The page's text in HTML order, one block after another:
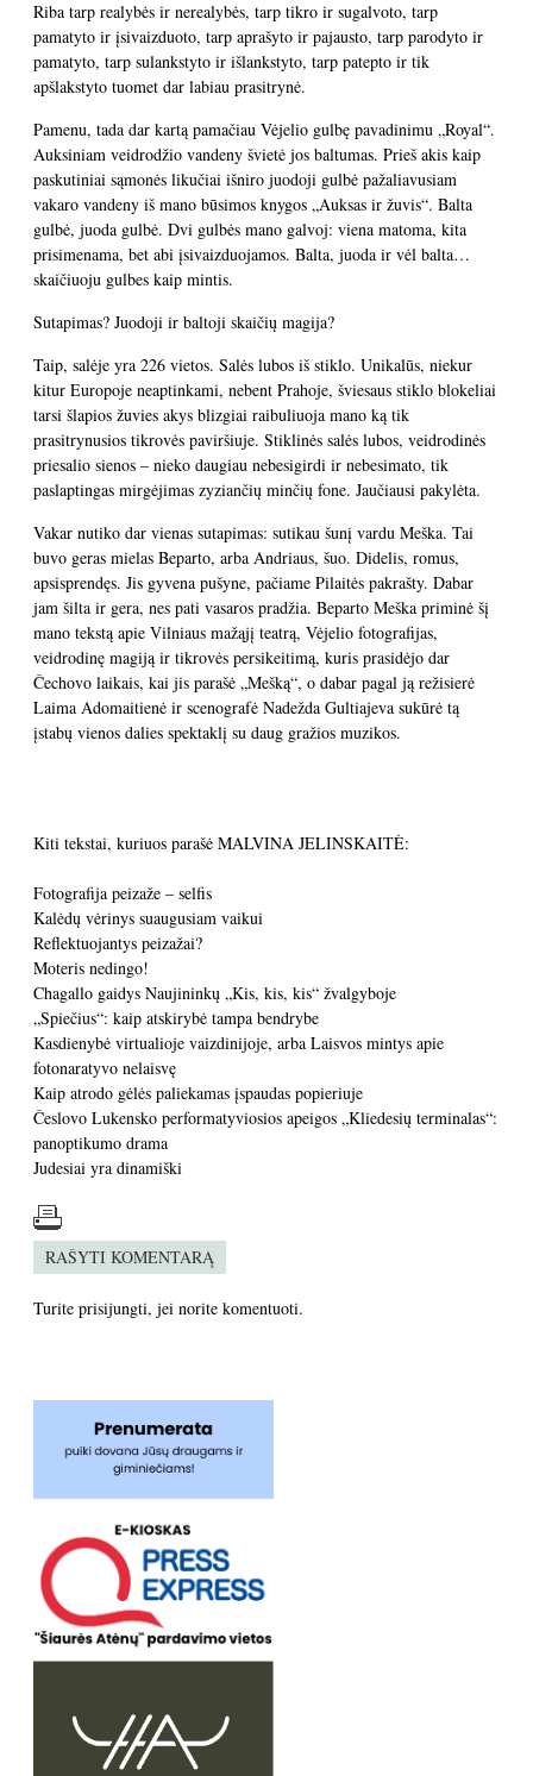
Riba tarp realybės ir nerealybės, tarp tikro ir sugalvoto, tarp
pamatyto ir įsivaizduoto, tarp aprašyto ir pajausto, tarp parodyto ir
pamatyto, tarp sulankstyto ir išlankstyto, tarp patepto ir tik
apšlakstyto tuomet dar labiau prasitrynė.
Pamenu, tada dar kartą pamačiau Vėjelio gulbę pavadinimu „Royal“.
Auksiniam veidrodžio vandeny švietė jos baltumas. Prieš akis kaip
paskutiniai sąmonės likučiai išniro juodoji gulbė pažaliavusiam
vakaro vandeny iš mano būsimos knygos „Auksas ir žuvis“. Balta
gulbė, juoda gulbė. Dvi gulbės mano galvoj: viena matoma, kita
prisimenama, bet abi įsivaizduojamos. Balta, juoda ir vėl balta…
skaičiuoju gulbes kaip mintis.
Sutapimas? Juodoji ir baltoji skaičių magija?
Taip, salėje yra 226 vietos. Salės lubos iš stiklo. Unikalūs, niekur
kitur Europoje neaptinkami, nebent Prahoje, šviesaus stiklo blokeliai
tarsi šlapios žuvies akys blizgiai raibuliuoja mano ką tik
prasitrynusios tikrovės paviršiuje. Stiklinės salės lubos, veidrodinės
priesalio sienos – nieko daugiau nebesigirdi ir nebesimato, tik
paslaptingas mirgėjimas zyziančių minčių fone. Jaučiausi pakylėta.
Vakar nutiko dar vienas sutapimas: sutikau šunį vardu Meška. Tai
buvo geras mielas Beparto, arba Andriaus, šuo. Didelis, romus,
apsisprendęs. Jis gyvena pušyne, pačiame Pilaitės pakrašty. Dabar
jam šilta ir gera, nes pati vasaros pradžia. Beparto Meška priminė šį
mano tekstą apie Vilniaus mažąjį teatrą, Vėjelio fotografijas,
veidrodinę magiją ir tikrovės persikeitimą, kuris prasidėjo dar
Čechovo laikais, kai jis parašė „Mešką“, o dabar pagal ją režisierė
Laima Adomaitienė ir scenografė Nadežda Gultiajeva sukūrė tą
įstabų vienos dalies spektaklį su daug gražios muzikos.
Kiti tekstai, kuriuos parašė MALVINA JELINSKAITĖ:
Fotografija peizaže – selfis
Kalėdų vėrinys suaugusiam vaikui
Reflektuojantys peizažai?
Moteris nedingo!
Chagallo gaidys Naujininkų „Kis, kis, kis“ žvalgyboje
„Spiečius“: kaip atskirybė tampa bendrybe
Kasdienybė virtualioje vaizdinijoje, arba Laisvos mintys apie
fotonaratyvo nelaisvę
Kaip atrodo gėlės paliekamas įspaudas popieriuje
Česlovo Lukensko performatyviosios apeigos „Kliedesių terminalas“:
panoptikumo drama
Judesiai yra dinamiški
RAŠYTI KOMENTARĄ
Turite prisijungti, jei norite komentuoti.